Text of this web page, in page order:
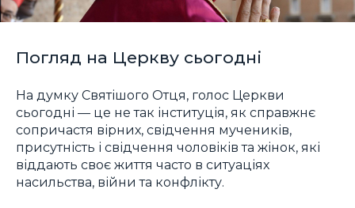
Погляд на Церкву сьогодні
На думку Святішого Отця, голос Церкви
сьогодні — це не так інституція, як справжнє
сопричастя вірних, свідчення мучеників,
присутність і свідчення чоловіків та жінок, які
віддають своє життя часто в ситуаціях
насильства, війни та конфлікту.